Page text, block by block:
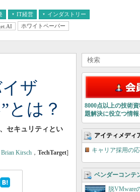
IT経営 インダストリー
ホワイトペーパー
ザ
は？
セキュリティとい
Brian Kirsch ， TechTarget]
8000点以上の技術
題解決に役立つ情報
アイティメディ
キャリア採用の
ベンダーコンテ
脱VMware